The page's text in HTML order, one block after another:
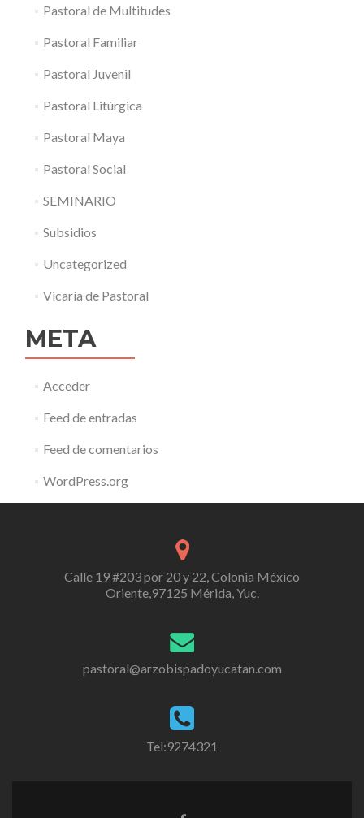
Pastoral de Multitudes
Pastoral Familiar
Pastoral Juvenil
Pastoral Litúrgica
Pastoral Maya
Pastoral Social
SEMINARIO
Subsidios
Uncategorized
Vicaría de Pastoral
META
Acceder
Feed de entradas
Feed de comentarios
WordPress.org
Calle 19 #203 por 20 y 22, Colonia México
Oriente,97125 Mérida, Yuc.
pastoral@arzobispadoyucatan.com
Tel:9274321